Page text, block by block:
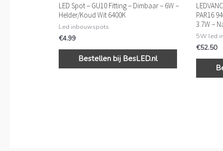
LED Spot – GU10 Fitting – Dimbaar – 6W –
Helder/Koud Wit 6400K
Led inbouwspots
€4.99
Bestellen bij BesLED.nl
PAR16
3.7W –
5W led
€52.50